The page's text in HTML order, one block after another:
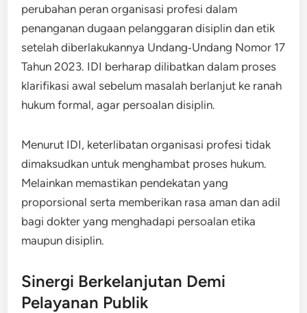
perubahan peran organisasi profesi dalam
penanganan dugaan pelanggaran disiplin dan etik
setelah diberlakukannya Undang‑Undang Nomor 17
Tahun 2023. IDI berharap dilibatkan dalam proses
klarifikasi awal sebelum masalah berlanjut ke ranah
hukum formal, agar persoalan disiplin.
Menurut IDI, keterlibatan organisasi profesi tidak
dimaksudkan untuk menghambat proses hukum.
Melainkan memastikan pendekatan yang
proporsional serta memberikan rasa aman dan adil
bagi dokter yang menghadapi persoalan etika
maupun disiplin.
Sinergi Berkelanjutan Demi
Pelayanan Publik